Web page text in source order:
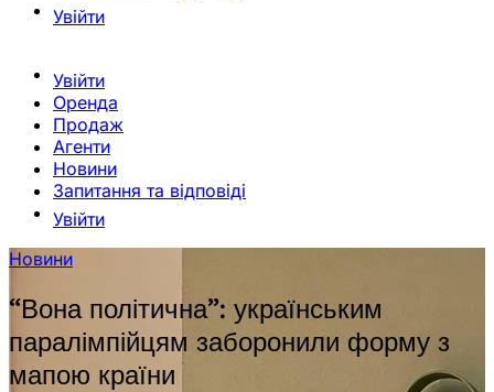
Увійти
Увійти
Оренда
Продаж
Агенти
Новини
Запитання та відповіді
Увійти
Новини
“Вона політична”: українським
паралімпійцям заборонили форму з
мапою країни